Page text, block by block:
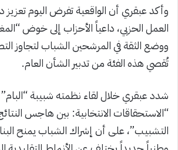
وأكد عبقري أن الواقعية تفرض اليوم
العمل الحزبي، داعياً الأحزاب إلى خوض
ووضع الثقة في المرشحين الشباب لتجاوز
تُقصي هذه الفئة من تدبير الشأن العام.
شدد عبقري خلال لقاء نظمته شبيبة
“الاستحقاقات الانتخابية: بين هاجس
التشبيب”، على أن إشراك الشباب يمنح